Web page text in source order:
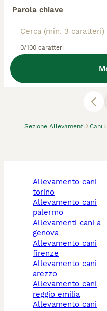
Parola chiave
0/100 caratteri
Sezione Allevamenti Cani
0
Allevamento Bresar's
allevamento cani
torino
allevamento cani
palermo
allevamenti cani a
genova
allevamento cani
firenze
allevamento cani
arezzo
allevamento cani
reggio emilia
allevamento cani